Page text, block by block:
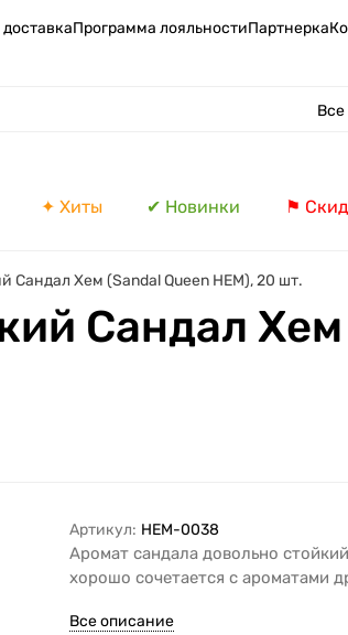
Программа лояльностиПартнерка
Все
✦ Хиты ✔ Новинки ⚑
Сандал Хем (Sandal Queen HEM), 20 шт.
Сандал Хем
Артикул: HEM-0038
Аромат сандала довольно
хорошо сочетается с ароматами
Все описание